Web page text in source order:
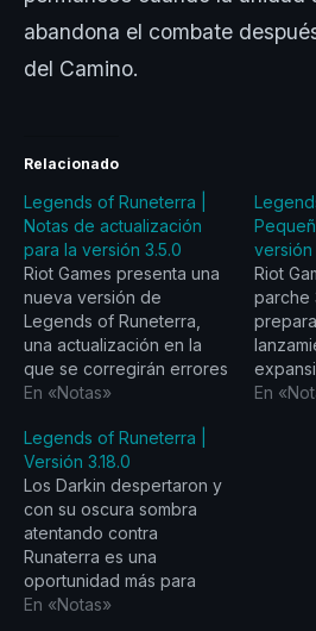
abandona el combate
del Camino.
Relacionado
Legends of Runeterra |
Notas de actualización
para la versión 3.5.0
Riot Games presenta una
nueva versión de
Legends of Runeterra,
una actualización en la
que se corregirán errores
y se implementarán varias
funcionalidad. La versión
3.6.0 (que llegará el 27
de abril) es la versión de
ajustes a campeones, en
la que se realizarán
mejoras a la…
En «Notas»
versión
Riot
parche
En
Legends of Runeterra |
Versión 3.18.0
Los Darkin despertaron y
con su oscura sombra
atentando contra
Runaterra es una
oportunidad más para
que la luz brille y junto a
En «Notas»